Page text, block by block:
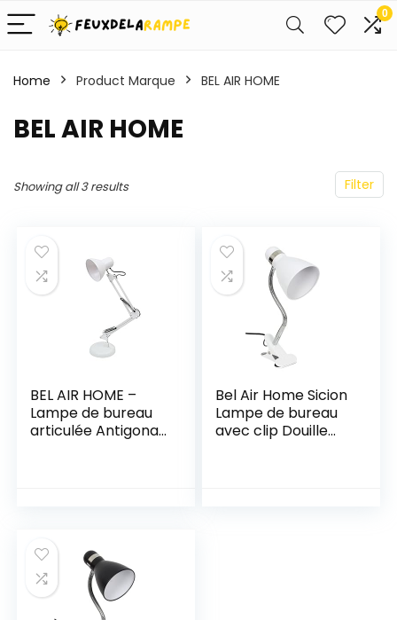
0
Home Product Marque ‎BEL AIR HOME
‎BEL AIR HOME
Filter
Showing all 3 results
BEL AIR HOME –
Lampe de bureau
articulée Antigona
Bel Air Home Sicion
Lampe de bureau
avec clip Douille